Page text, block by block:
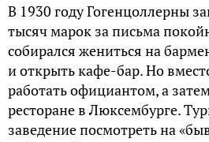
В 1930 году Гогенцоллерны
тысяч марок за письма
собирался жениться на
и открыть кафе-бар. Но
работать официантом, а
ресторане в Люксембурге.
заведение посмотреть на